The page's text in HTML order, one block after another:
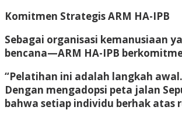
Komitmen Strategis ARM HA-IPB
Sebagai organisasi kemanusiaan
bencana—ARM HA-IPB
“Pelatihan ini adalah langkah
Dengan mengadopsi peta jalan
bahwa setiap individu berhak atas